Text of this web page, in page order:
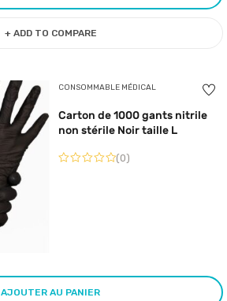
+ ADD TO COMPARE
CONSOMMABLE MÉDICAL
Carton de 1000 gants nitrile
non stérile Noir taille L
(0)
AJOUTER AU PANIER